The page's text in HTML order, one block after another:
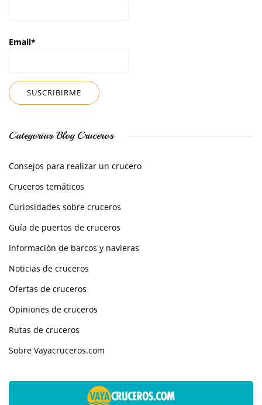
Email*
Categorías Blog Cruceros
Consejos para realizar un crucero
Cruceros temáticos
Curiosidades sobre cruceros
Guía de puertos de cruceros
Información de barcos y navieras
Noticias de cruceros
Ofertas de cruceros
Opiniones de cruceros
Rutas de cruceros
Sobre Vayacruceros.com